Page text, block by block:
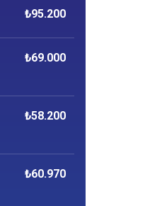
₺95.200
₺69.000
₺58.200
₺60.970